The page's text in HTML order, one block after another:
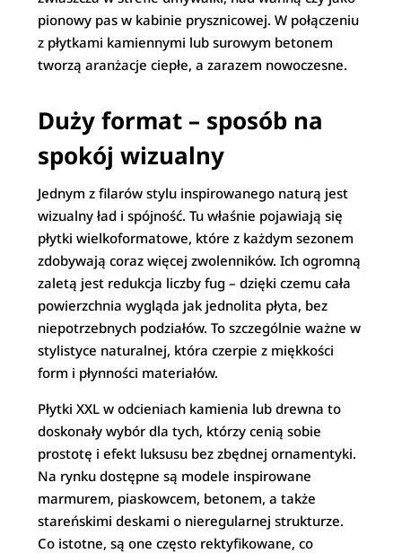
pionowy pas w kabinie prysznicowej. W połączeniu
z płytkami kamiennymi lub surowym betonem
tworzą aranżacje ciepłe, a zarazem nowoczesne.
Duży format – sposób na
spokój wizualny
Jednym z filarów stylu inspirowanego naturą jest
wizualny ład i spójność. Tu właśnie pojawiają się
płytki wielkoformatowe, które z każdym sezonem
zdobywają coraz więcej zwolenników. Ich ogromną
zaletą jest redukcja liczby fug – dzięki czemu cała
powierzchnia wygląda jak jednolita płyta, bez
niepotrzebnych podziałów. To szczególnie ważne w
stylistyce naturalnej, która czerpie z miękkości
form i płynności materiałów.
Płytki XXL w odcieniach kamienia lub drewna to
doskonały wybór dla tych, którzy cenią sobie
prostotę i efekt luksusu bez zbędnej ornamentyki.
Na rynku dostępne są modele inspirowane
marmurem, piaskowcem, betonem, a także
stareńskimi deskami o nieregularnej strukturze.
Co istotne, są one często rektyfikowane, co